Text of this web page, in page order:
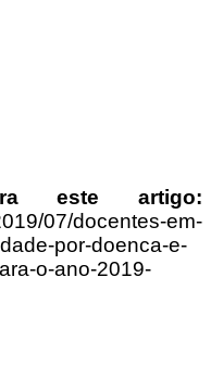
este artigo:
07/docentes-em-
por-doenca-e-
o-ano-2019-